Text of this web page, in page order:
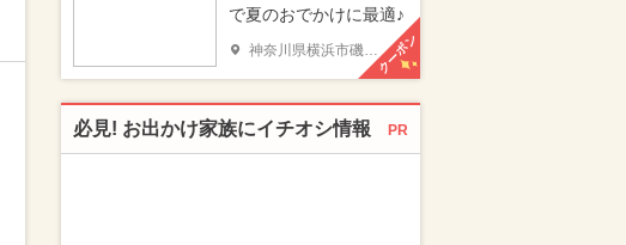
で夏のおでかけに最適♪
神奈川県横浜市磯子区 クーポン
必見! お出かけ家族にイチオシ情報 PR